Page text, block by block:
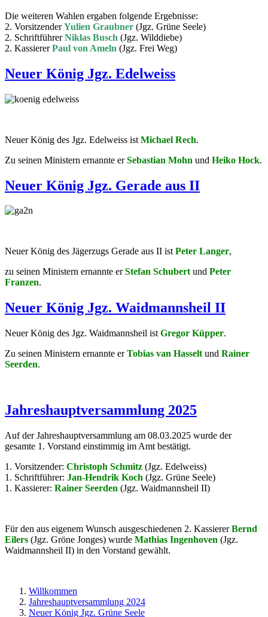
Die weiteren Wahlen ergaben folgende Ergebnisse:
2. VorsitzenderYulien Graubner (Jgz. Grüne Seele)
2. SchriftführerNiklas Busch (Jgz. Wilddiebe)
2. KassiererPaul von Ameln (Jgz. Frei Weg)
Neuer König Jgz. Edelweiss
Neuer König des Jgz. Edelweiss ist Michael Rech.
Zu seinen Ministern ernannte erSebastian Mohn und Heiko Hock.
Neuer König Jgz. Gerade aus II
Neuer König des Jägerzugs Gerade aus II istPeter Langer,
zu seinen Ministern ernannte erStefan Schubertund Peter
Franzen.
Neuer König Jgz. Waidmannsheil II
Neuer König des Jgz. Waidmannsheil ist Gregor Küpper.
Zu seinen Ministern ernannte erTobias van Hasselt und Rainer
Seerden.
Jahreshauptversammlung 2025
Auf der Jahreshauptversammlung am 08.03.2025 wurde der
gesamte 1. Vorstand einstimmig im Amt bestätigt.
1. Vorsitzender: Christoph Schmitz (Jgz. Edelweiss)
1. Schriftführer: Jan-Hendrik Koch (Jgz. Grüne Seele)
1. Kassierer: Rainer Seerden (Jgz. Waidmannsheil II)
Für den aus eigenem Wunsch ausgeschiedenen 2. KassiererBernd
Eilers (Jgz. Gröne Jonges) wurde Mathias Ingenhoven (Jgz.
Waidmannsheil II) in den Vorstand gewählt.
Willkommen
Jahreshauptversammlung 2024
Neuer König Jgz. Grüne Seele